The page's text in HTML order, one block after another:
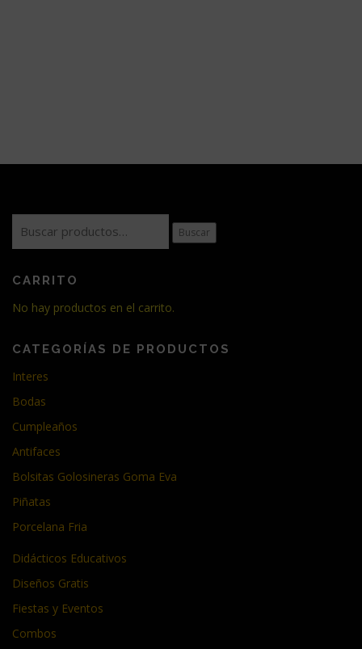
por:
Buscar
CARRITO
No hay productos en el carrito.
CATEGORÍAS DE PRODUCTOS
Interes
Bodas
Cumpleaños
Antifaces
Bolsitas Golosineras Goma Eva
Piñatas
Porcelana Fria
Didácticos Educativos
Diseños Gratis
Fiestas y Eventos
Combos